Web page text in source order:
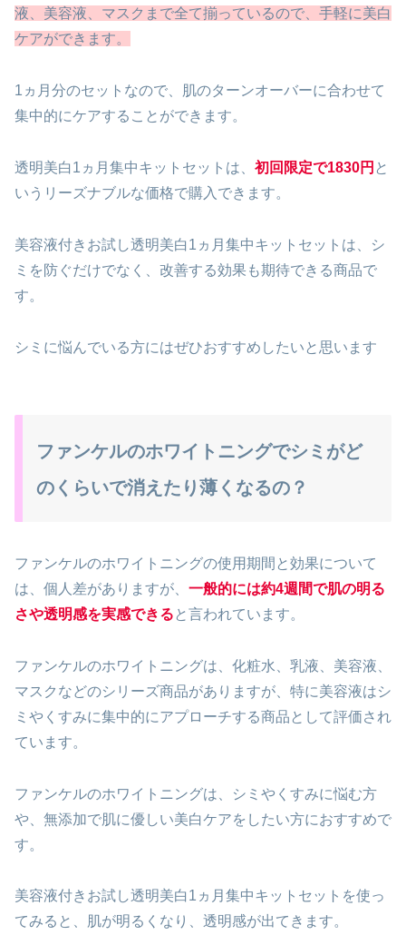
液、美容液、マスクまで全て揃っているので、手軽に美白
ケアができます。
1ヵ月分のセットなので、肌のターンオーバーに合わせて
集中的にケアすることができます。
透明美白1ヵ月集中キットセットは、 初回限定で1830円 と
いうリーズナブルな価格で購入できます。
美容液付きお試し透明美白1ヵ月集中キットセットは、シ
ミを防ぐだけでなく、改善する効果も期待できる商品で
す。
シミに悩んでいる方にはぜひおすすめしたいと思います
ファンケルのホワイトニングでシミがど
のくらいで消えたり薄くなるの？
ファンケルのホワイトニングの使用期間と効果について
は、個人差がありますが、 一般的には約4週間で肌の明る
さや透明感を実感できる と言われています。
ファンケルのホワイトニングは、化粧水、乳液、美容液、
マスクなどのシリーズ商品がありますが、特に美容液はシ
ミやくすみに集中的にアプローチする商品として評価され
ています。
ファンケルのホワイトニングは、シミやくすみに悩む方
や、無添加で肌に優しい美白ケアをしたい方におすすめで
す。
美容液付きお試し透明美白1ヵ月集中キットセットを使っ
てみると、肌が明るくなり、透明感が出てきます。